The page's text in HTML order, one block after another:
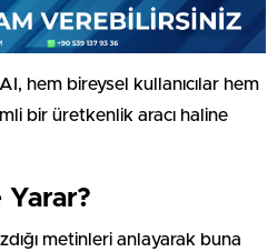
hem bireysel kullanıcılar hem
bir üretkenlik aracı haline
Yarar?
metinleri anlayarak buna